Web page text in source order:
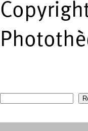
Formulaire